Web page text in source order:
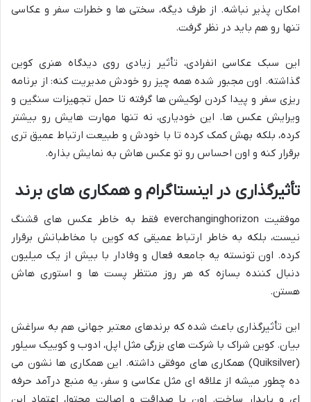
امکان پذیر نباشه. از طرف دیگه، سختی ها و خطرات سفر و عکاسی
تنها رو هم باید در نظر گرفت.
این سبک عکاسی انفرادی، تأثیر زیادی روی دیدگاه هنری کوین
گذاشته. اون مجبور شده همه چیز رو خودش مدیریت کنه: از برنامه
ریزی سفر و پیدا کردن لوکیشن ها گرفته تا حمل تجهیزات سنگین و
ویرایش عکس ها. این خودیاری، نه تنها مهارت هایش رو بیشتر
کرده، بلکه بهش کمک کرده تا با خودش و طبیعت ارتباط عمیق تری
برقرار کنه و اون احساس رو تو عکس هاش به نمایش بذاره.
تأثیرگذاری در اینستاگرام و همکاری های برند
موفقیت everchanginghorizon فقط به خاطر عکس های قشنگ
نیست، بلکه به خاطر ارتباط عمیقی که کوین با مخاطبانش برقرار
کرده. اون تونسته یه جامعه فعال و وفادار با بیش از یک میلیون
دنبال کننده بسازه که هر روز منتظر پست ها و استوری هاش
هستن.
این تأثیرگذاری باعث شده که برندهای معتبر جهانی هم به سراغش
بیان. کوین شراک با شرکت های بزرگی مثل اپل، ادوب و کوییک سیلور
(Quiksilver) همکاری های موفقی داشته. این همکاری ها نشون می
ده چطور میشه از علاقه ای مثل عکاسی و سفر، یه منبع درآمد حرفه
ای و پایدار ساخت. اون با صداقت و اصالت محتوا، اعتماد این